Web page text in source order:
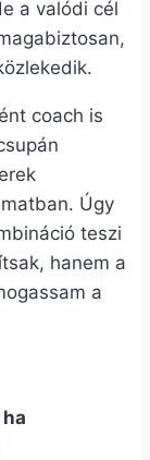
a valódi cél
coach is
Úgy
teszi
hanem a
a